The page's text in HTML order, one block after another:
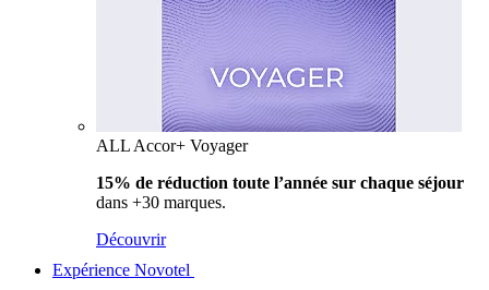
ALL Accor+ Voyager
15% de réduction toute l’année sur chaque séjour
dans +30 marques.
Découvrir
Expérience Novotel